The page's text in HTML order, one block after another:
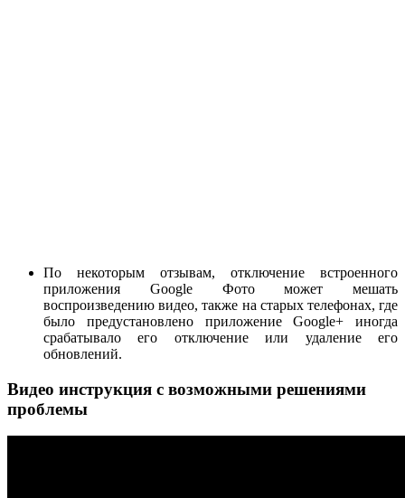
По некоторым отзывам, отключение встроенного
приложения Google Фото может мешать
воспроизведению видео, также на старых телефонах, где
было предустановлено приложение Google+ иногда
срабатывало его отключение или удаление его
обновлений.
Видео инструкция с возможными решениями
проблемы